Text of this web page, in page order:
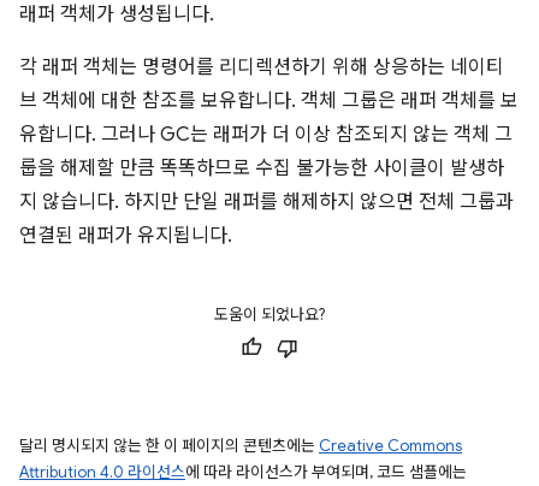
래퍼 객체가 생성됩니다.
각 래퍼 객체는 명령어를 리디렉션하기 위해 상응하는 네이티
브 객체에 대한 참조를 보유합니다. 객체 그룹은 래퍼 객체를 보
유합니다. 그러나 GC는 래퍼가 더 이상 참조되지 않는 객체 그
룹을 해제할 만큼 똑똑하므로 수집 불가능한 사이클이 발생하
지 않습니다. 하지만 단일 래퍼를 해제하지 않으면 전체 그룹과
연결된 래퍼가 유지됩니다.
도움이 되었나요?
달리 명시되지 않는 한 이 페이지의 콘텐츠에는 Creative Commons
Attribution 4.0 라이선스에 따라 라이선스가 부여되며, 코드 샘플에는